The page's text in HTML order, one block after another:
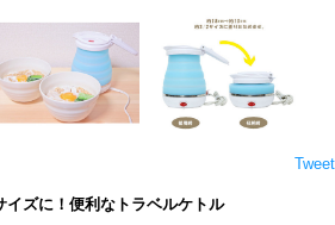
Tweet
イズに！便利なトラベルケトル